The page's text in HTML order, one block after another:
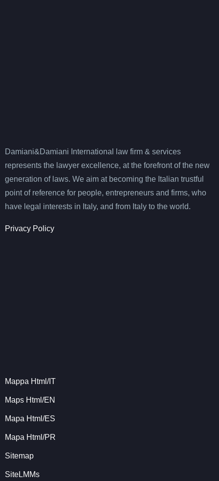
Damiani&Damiani International law firm & services
represents the lawyer excellence, at the forefront of the new
generation of laws. We aim at becoming the Italian trustful
point of reference for people, entrepreneurs and firms, who
have legal interests in Italy, and from Italy to the world.
Privacy Policy
Mappa Html/IT
Maps Html/EN
Mapa Html/ES
Mapa Html/PR
Sitemap
SiteLMMs